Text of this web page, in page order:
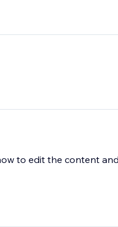
to edit the content